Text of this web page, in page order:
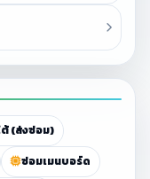
(ส่งซ่อม)
ซ่อมเมนบอร์ด